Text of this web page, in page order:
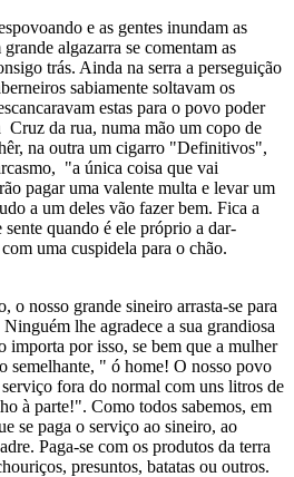
e as gentes inundam as
algazarra se comentam as
trás. Ainda na serra a perseguição
sabiamente soltavam os
estas para o povo poder
da rua, numa mão um copo de
na outra um cigarro "Definitivos",
"a única coisa que vai
pagar uma valente multa e levar um
a um deles vão fazer bem. Fica a
quando é ele próprio a dar-
uma cuspidela para o chão.
o nosso grande sineiro arrasta-se para
lhe agradece a sua grandiosa
importa por isso, se bem que a mulher
semelhante, " ó home! O nosso povo
fora do normal com uns litros de
à parte!". Como todos sabemos, em
se paga o serviço ao sineiro, ao
Paga-se com os produtos da terra
presuntos, batatas ou outros.